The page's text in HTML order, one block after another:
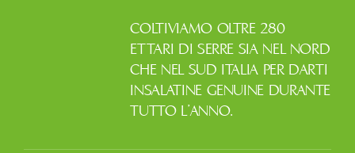
COLTIVIAMO OLTRE 280
ETTARI DI SERRE SIA NEL NORD
CHE NEL SUD ITALIA PER DARTI
INSALATINE GENUINE DURANTE
TUTTO L’ANNO.